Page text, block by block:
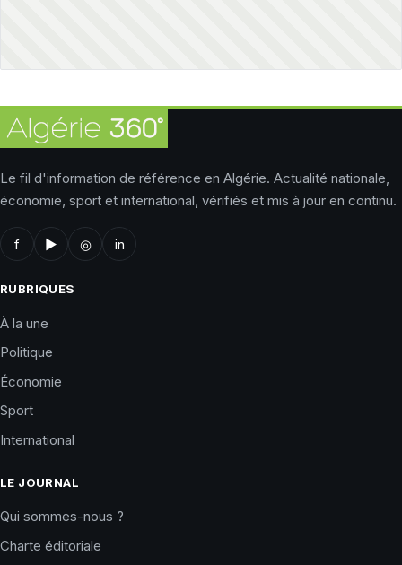
Le fil d'information de référence en Algérie. Actualité nationale,
économie, sport et international, vérifiés et mis à jour en continu.
f ▶ ◎ in
RUBRIQUES
À la une
Politique
Économie
Sport
International
LE JOURNAL
Qui sommes-nous ?
Charte éditoriale